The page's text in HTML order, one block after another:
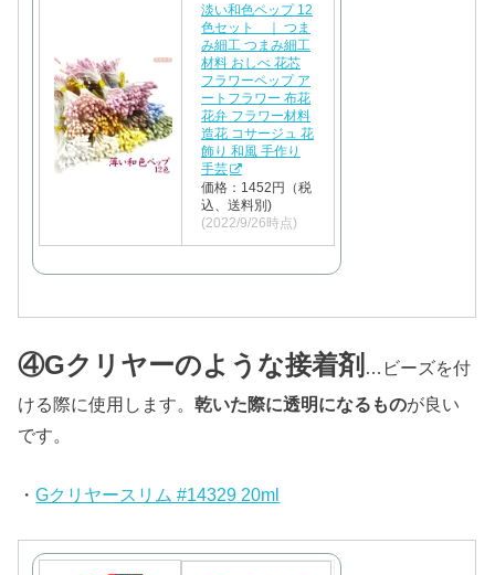
淡い和色ペップ 12
色セット ｜ つま
み細工 つまみ細工
材料 おしべ 花芯
フラワーペップ ア
ートフラワー 布花
花弁 フラワー材料
造花 コサージュ 花
飾り 和風 手作り
手芸
価格：1452円（税
込、送料別)
(2022/9/26時点)
④Gクリヤーのような接着剤 …ビーズを付
ける際に使用します。乾いた際に透明になるものが良い
です。
・Gクリヤースリム #14329 20ml